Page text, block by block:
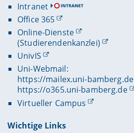
Intranet
Office 365
Online-Dienste
(Studierendenkanzlei)
UnivIS
Uni-Webmail:
https://mailex.uni-bamberg.de
https://o365.uni-bamberg.de
Virtueller Campus
Wichtige Links